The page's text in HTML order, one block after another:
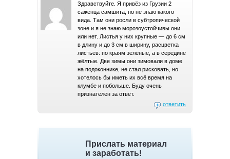
Здравствуйте. Я привёз из Грузии 2
саженца самшита, но не знаю какого
вида. Там они росли в субтропической
зоне и я не знаю морозоустойчивы они
или нет. Листья у них крупные — до 6 см
в длину и до 3 см в ширину, расцветка
листьев: по краям зелёные, а в середине
жёлтые. Две зимы они зимовали в доме
на подоконнике, не стал рисковать, но
хотелось бы иметь их всё время на
клумбе и побольше. Буду очень
признателен за ответ.
ответить
Прислать материал
и заработать!